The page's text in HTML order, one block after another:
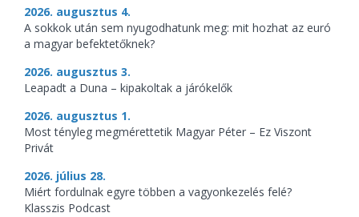
2026. augusztus 4.
A sokkok után sem nyugodhatunk meg: mit hozhat az euró
a magyar befektetőknek?
2026. augusztus 3.
Leapadt a Duna – kipakoltak a járókelők
2026. augusztus 1.
Most tényleg megmérettetik Magyar Péter – Ez Viszont
Privát
2026. július 28.
Miért fordulnak egyre többen a vagyonkezelés felé?
Klasszis Podcast